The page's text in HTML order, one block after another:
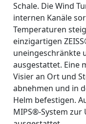
Schale. Die Wind
internen Kanäle
Temperaturen
einzigartigen
uneingeschränkte
ausgestattet. Eine
Visier an Ort und
abnehmen und in
Helm befestigen.
MIPS®-System